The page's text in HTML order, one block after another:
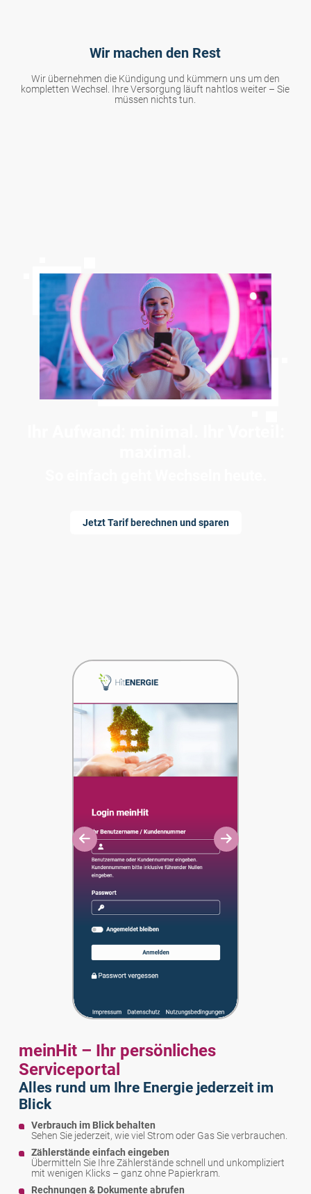
Wir machen den Rest
Wir übernehmen die Kündigung und kümmern uns um den
kompletten Wechsel. Ihre Versorgung läuft nahtlos weiter – Sie
müssen nichts tun.
Jetzt Tarif berechnen und sparen
meinHit – Ihr persönliches
Serviceportal
Alles rund um Ihre Energie jederzeit im
Blick
Verbrauch im Blick behalten
Sehen Sie jederzeit, wie viel Strom oder Gas Sie verbrauchen.
Zählerstände einfach eingeben
Übermitteln Sie Ihre Zählerstände schnell und unkompliziert
mit wenigen Klicks – ganz ohne Papierkram.
Rechnungen & Dokumente abrufen